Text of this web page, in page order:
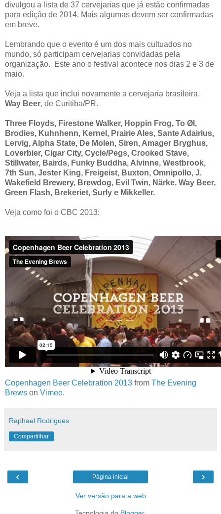
divulgou a lista de 37 cervejarias que já estão confirmadas
para edição de 2014. Mais algumas devem ser confirmadas
em breve.
Lembrando que o evento é um dos mais cultuados no
mundo, só participam cervejarias convidadas pela
organização. Este ano o festival acontece nos dias 2 e 3 de
maio.
Veja a lista que inclui novamente a cervejaria brasileira,
Way Beer, de Curitiba/PR.
Three Floyds, Firestone Walker, Hoppin Frog, To Øl,
Brodies, Kuhnhenn, Kernel, Prairie Ales, Sante Adairius,
Lervig, Alpha State, De Molen, Siren, Amager Bryghus,
Loverbier, Cigar City, Cycle/Pegs, Crooked Stave,
Stillwater, Bairds, Funky Buddha, Alvinne, Westbrook,
7th Sun, Jester King, Freigeist, Buxton, Omnipollo, J.
Wakefield Brewery, Brewdog, Evil Twin, Närke, Way Beer,
Green Flash, Brekeriet, Surly e Mikkeller.
Veja como foi o CBC 2013:
Copenhagen Beer Celebration 2013 from The Evening
Brews on Vimeo.
Raphael Rodrigues
Compartilhar
‹ ›
Página inicial
Ver versão para a web